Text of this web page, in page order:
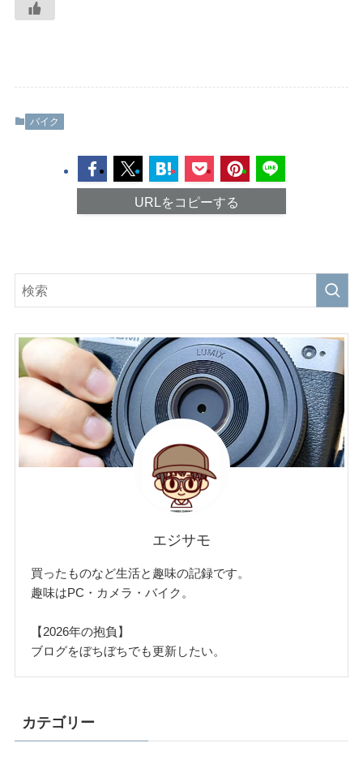
バイク
URLをコピーする
エジサモ
買ったものなど生活と趣味の記録です。
趣味はPC・カメラ・バイク。
【2026年の抱負】
ブログをぼちぼちでも更新したい。
カテゴリー